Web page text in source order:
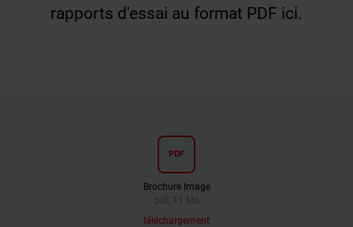
rapports d'essai au format PDF ici.
PDF
Brochure Image
pdf, 11 Mo
téléchargement